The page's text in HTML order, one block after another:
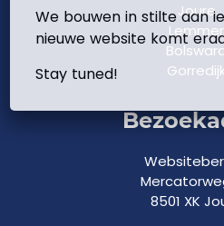
Joure
Lemmer
8501 XK
We bouwen in stilte aan
nieuwe website komt
Stay tuned!